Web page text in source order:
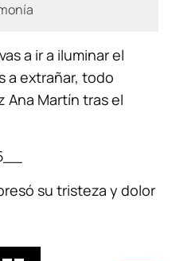
a ir a iluminar el
a extrañar, todo
Ana Martín tras el
su tristeza y dolor